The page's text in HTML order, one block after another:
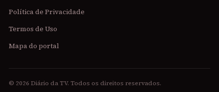
Política de Privacidade
Termos de Uso
Mapa do portal
© 2026 Diário da TV. Todos os direitos reservados.